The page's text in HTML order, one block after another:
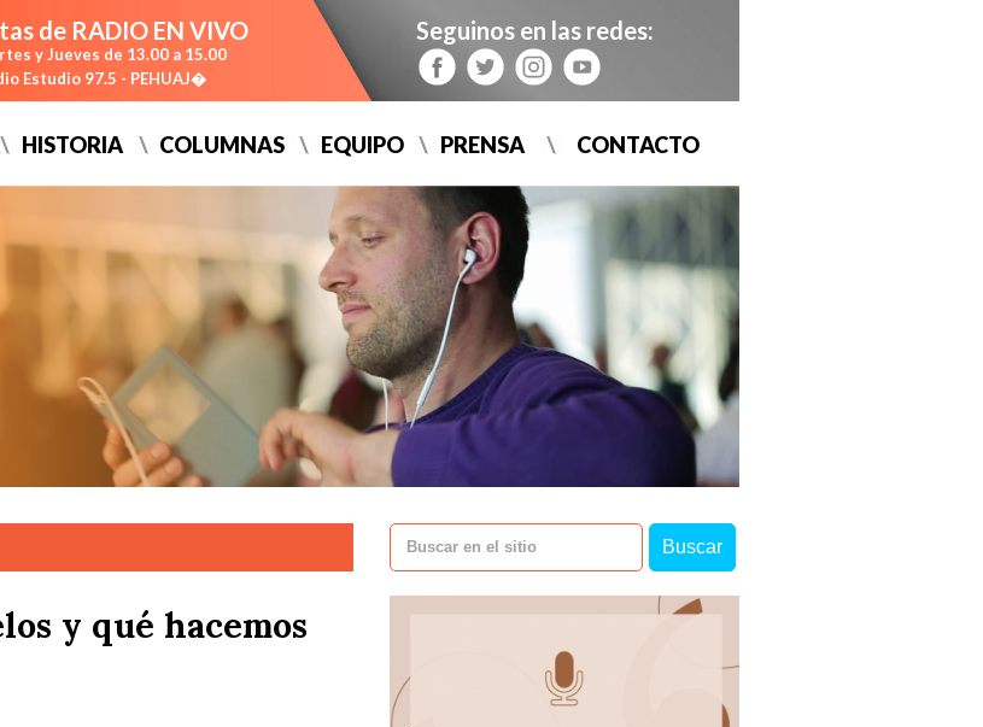
de RADIO EN VIVO
y Jueves de 13.00 a 15.00
Estudio 97.5 - PEHUAJ�
Seguinos en las redes:
HISTORIA COLUMNAS EQUIPO PRENSA CONTACTO
y qué hacemos
Buscar en el sitio